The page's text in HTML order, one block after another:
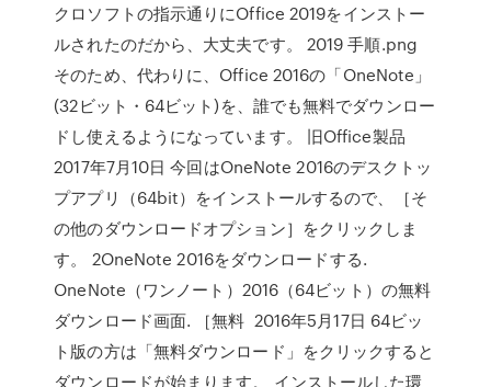
クロソフトの指示通りにOffice 2019をインストー
ルされたのだから、大丈夫です。 2019 手順.png
そのため、代わりに、Office 2016の「OneNote」
(32ビット・64ビット)を、誰でも無料でダウンロー
ドし使えるようになっています。 旧Office製品
2017年7月10日 今回はOneNote 2016のデスクトッ
プアプリ（64bit）をインストールするので、［そ
の他のダウンロードオプション］をクリックしま
す。 2OneNote 2016をダウンロードする.
OneNote（ワンノート）2016（64ビット）の無料
ダウンロード画面. ［無料 2016年5月17日 64ビッ
ト版の方は「無料ダウンロード」をクリックすると
ダウンロードが始まります。 インストールした環